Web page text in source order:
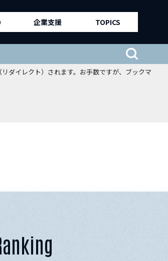
ダイレクト）されます。お手数ですが、ブックマ
企業支援 TOPICS